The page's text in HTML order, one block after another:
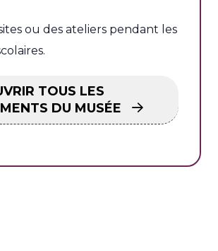
ou des ateliers pendant les
TOUS LES
DU MUSÉE